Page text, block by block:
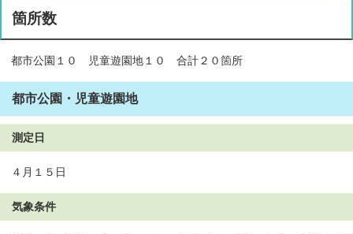
箇所数
都市公園１０ 児童遊園地１０ 合計２０箇所
都市公園・児童遊園地
測定日
４月１５日
気象条件